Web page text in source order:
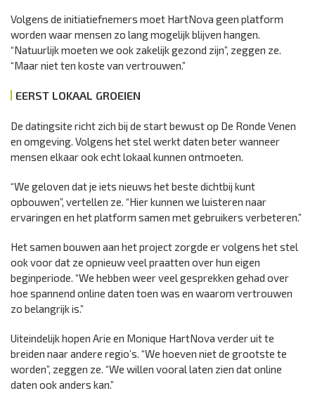
Volgens de initiatiefnemers moet HartNova geen platform
worden waar mensen zo lang mogelijk blijven hangen.
“Natuurlijk moeten we ook zakelijk gezond zijn”, zeggen ze.
“Maar niet ten koste van vertrouwen.”
EERST LOKAAL GROEIEN
De datingsite richt zich bij de start bewust op De Ronde Venen
en omgeving. Volgens het stel werkt daten beter wanneer
mensen elkaar ook echt lokaal kunnen ontmoeten.
“We geloven dat je iets nieuws het beste dichtbij kunt
opbouwen”, vertellen ze. “Hier kunnen we luisteren naar
ervaringen en het platform samen met gebruikers verbeteren.”
Het samen bouwen aan het project zorgde er volgens het stel
ook voor dat ze opnieuw veel praatten over hun eigen
beginperiode. “We hebben weer veel gesprekken gehad over
hoe spannend online daten toen was en waarom vertrouwen
zo belangrijk is.”
Uiteindelijk hopen Arie en Monique HartNova verder uit te
breiden naar andere regio’s. “We hoeven niet de grootste te
worden”, zeggen ze. “We willen vooral laten zien dat online
daten ook anders kan.”